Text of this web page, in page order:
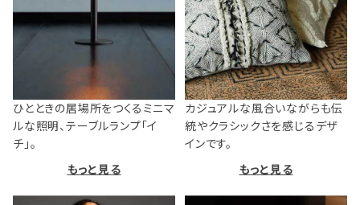
ひとときの居場所をつくるミニマ
ルな照明、テーブルランプ「イ
チ」。
もっと見る
カジュアルな風合いながらも伝
統やクラシックさを感じるデザ
インです。
もっと見る